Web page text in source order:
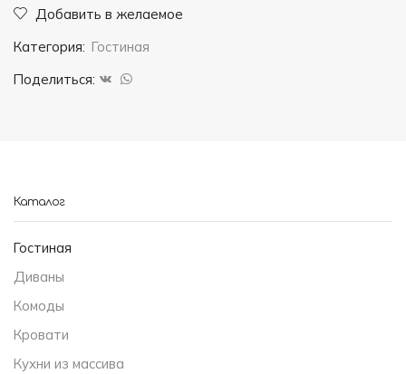
Гостиная
"Домино"
(Белый
Добавить в желаемое
Категория: Гостиная
Поделиться:
Каталог
Гостиная
Диваны
Комоды
Кровати
Кухни из массива